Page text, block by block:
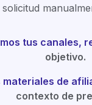
solicitud
tus canales,
objetivo.
materiales de
contexto de